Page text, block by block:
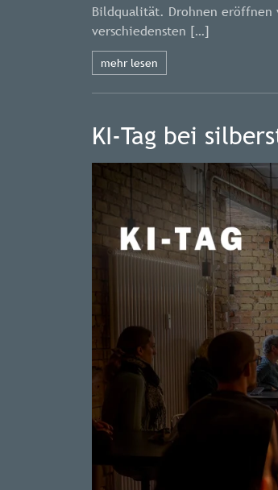
Bildqualität. Drohnen eröffnen
verschiedensten […]
mehr lesen
KI-Tag bei